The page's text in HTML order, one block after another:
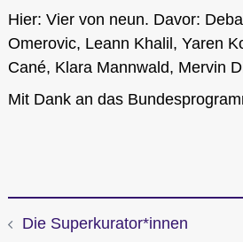
Hier: Vier von neun. Davor:
Omerovic, Leann Khalil, Yaren
Cané, Klara Mannwald, Mervin
Mit Dank an das
Die Superkurator*innen